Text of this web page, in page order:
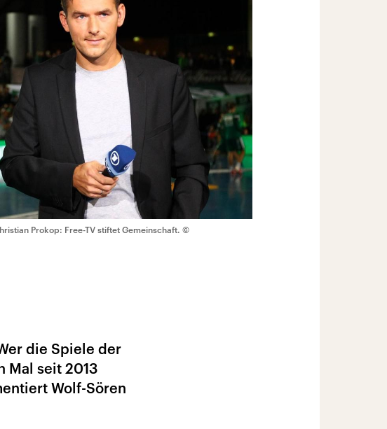
Prokop: Free-TV stiftet Gemeinschaft. ©
die Spiele der
Mal seit 2013
Wolf-Sören